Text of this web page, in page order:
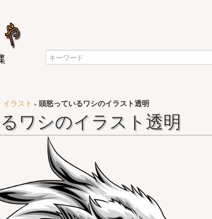
イラスト » 頭怒っているワシのイラスト透明
ワシのイラスト透明